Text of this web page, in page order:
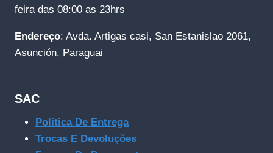
feira das 08:00 as 23hrs
Endereço: Avda. Artigas casi, San Estanislao 2061,
Asunción, Paraguai
SAC
Política De Entrega
Trocas E Devoluções